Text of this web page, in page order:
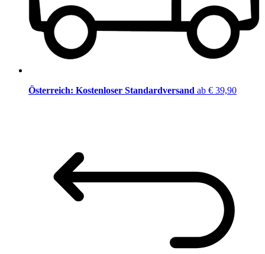
Österreich: Kostenloser Standardversand ab € 39,90